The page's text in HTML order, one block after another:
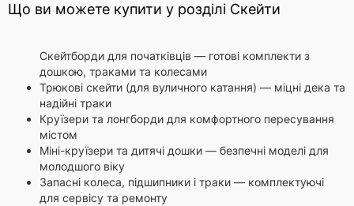
Що ви можете купити у розділі Скейти
Скейтборди для початківців — готові комплекти з
дошкою, траками та колесами
Трюкові скейти (для вуличного катання) — міцні дека та
надійні траки
Круїзери та лонгборди для комфортного пересування
містом
Міні-круїзери та дитячі дошки — безпечні моделі для
молодшого віку
Запасні колеса, підшипники і траки — комплектуючі
для сервісу та ремонту